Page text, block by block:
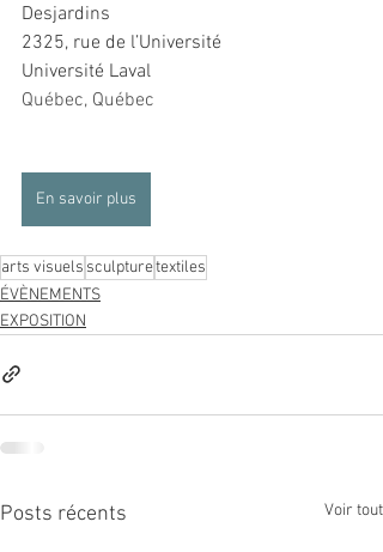
Desjardins
2325, rue de l’Université
Université Laval
Québec, Québec
En savoir plus
arts visuels sculpturetextiles
ÉVÈNEMENTS
EXPOSITION
Posts récents Voir tout